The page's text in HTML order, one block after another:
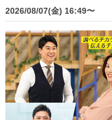
2026/08/07(金) 16:49〜